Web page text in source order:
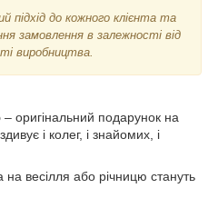
підхід до кожного клієнта та
замовлення в залежності від
виробництва.
– оригінальний подарунок на
і колег, і знайомих, і
весілля або річницю стануть